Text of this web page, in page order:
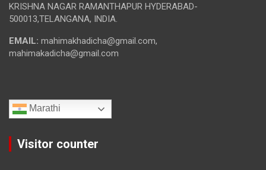
KRISHNA NAGAR RAMANTHAPUR HYDERABAD-
500013,TELANGANA, INDIA.
EMAIL: mahimakhadicha@gmail.com,
mahimakadicha@gmail.com
Marathi
Visitor counter